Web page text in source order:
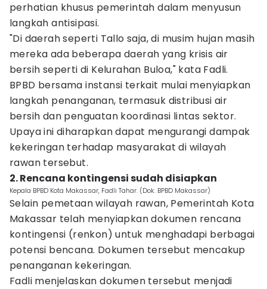
perhatian khusus pemerintah dalam menyusun
langkah antisipasi.
"Di daerah seperti Tallo saja, di musim hujan masih
mereka ada beberapa daerah yang krisis air
bersih seperti di Kelurahan Buloa," kata Fadli.
BPBD bersama instansi terkait mulai menyiapkan
langkah penanganan, termasuk distribusi air
bersih dan penguatan koordinasi lintas sektor.
Upaya ini diharapkan dapat mengurangi dampak
kekeringan terhadap masyarakat di wilayah
rawan tersebut.
2. Rencana kontingensi sudah disiapkan
Kepala BPBD Kota Makassar, Fadli Tahar. (Dok. BPBD Makassar)
Selain pemetaan wilayah rawan, Pemerintah Kota
Makassar telah menyiapkan dokumen rencana
kontingensi (renkon) untuk menghadapi berbagai
potensi bencana. Dokumen tersebut mencakup
penanganan kekeringan.
Fadli menjelaskan dokumen tersebut menjadi